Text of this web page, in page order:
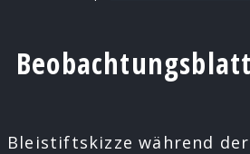
Beobachtungsblatt
Bleistiftskizze während